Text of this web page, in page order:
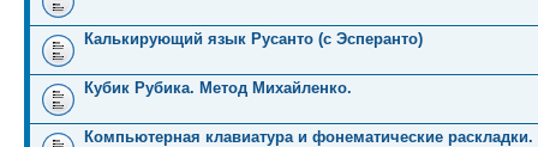
Калькирующий язык Русанто (с Эсперанто)
Кубик Рубика. Метод Михайленко.
Компьютерная клавиатура и фонематические раскладки.